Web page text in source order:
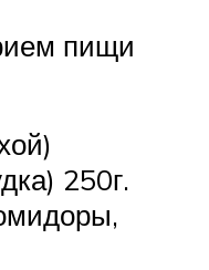
пищи
250г.